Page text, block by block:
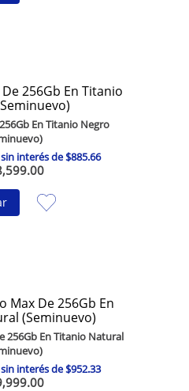
En Titanio Negro
interés de$885.66
,599.00
256Gb En Titanio Natural
interés de$952.33
,999.00